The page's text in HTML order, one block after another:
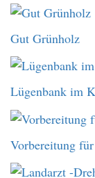
Gut Grünholz
Lügenbank im
Vorbereitung